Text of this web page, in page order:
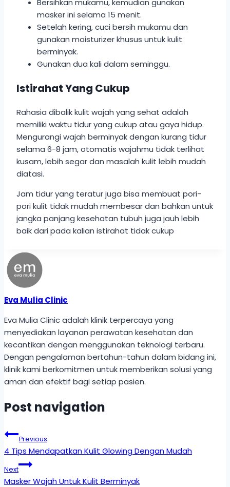
Bersihkan mukamu, kemudian gunakan
masker ini selama 15 menit.
Setelah kering, cuci bersih mukamu dan
gunakan moisturizer khusus untuk kulit
berminyak.
Gunakan dua kali dalam seminggu.
Istirahat Yang Cukup
Rahasia dibalik kulit wajah yang sehat adalah
memiliki waktu tidur yang cukup atau gaya hidup.
Mengurangi wajah berminyak dengan kurang tidur
selama 6-8 jam, otomatis wajahmu tidak terlihat
kusam, lebih segar dan masalah kulit lebih mudah
diatasi.
Jam tidur yang teratur juga bisa membuat pori-
pori kulit tidak mudah membesar dan bahkan untuk
jangka panjang kesehatan tubuh juga jauh lebih
baik dari pada kalian istirahat tidak cukup
Eva Mulia Clinic
Eva Mulia Clinic adalah klinik terpercaya yang
menyediakan layanan perawatan kesehatan dan
kecantikan dengan menggunakan teknologi terbaru.
Dengan pengalaman bertahun-tahun dalam bidang ini,
klinik kami berkomitmen untuk memberikan solusi yang
aman dan efektif bagi setiap pasien.
Post navigation
Previous
4 Tips Mendapatkan Kulit Glowing Dengan Mudah
Next
Masker Wajah Untuk Kulit Berminyak